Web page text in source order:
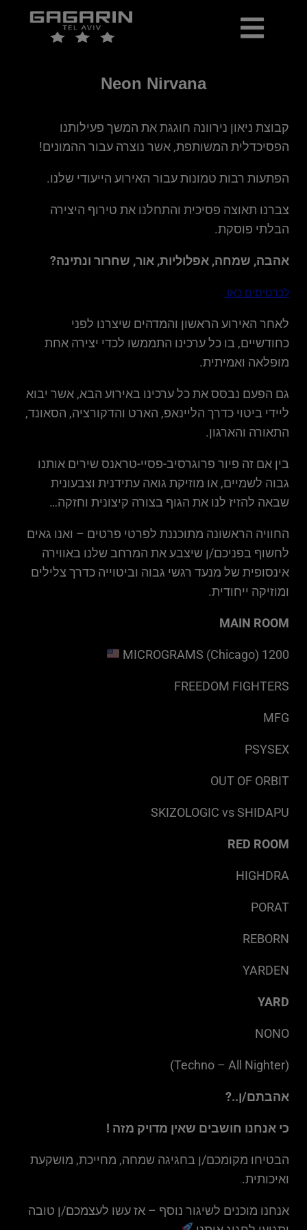
Neon Nirvana
קבוצת ניאון נירוונה חוגגת את המשך פעילותנו
הפסיכדלית המשותפת, אשר נוצרה עבור ההמונים!
הפתעות רבות טמונות עבור האירוע הייעודי שלנו.
צברנו תאוצה פסיכית והתחלנו את טירוף היצירה
הבלתי פוסקת.
אהבה, שמחה, אפלוליות, אור, שחרור ונתינה?
לכרטיסים כאן .
לאחר האירוע הראשון והמדהים שיצרנו לפני
כחודשיים, בו כל ערכינו התממשו לכדי יצירה אחת
מופלאה ואמיתית.
גם הפעם נבסס את כל ערכינו באירוע הבא, אשר יבוא
ליידי ביטוי כדרך הליינאפ, הארט והדקורציה, הסאונד,
התאורה והארגון.
בין אם זה פיור פרוגרסיב-פסיי-טראנס שירים אותנו
גבוה לשמיים, או מוזיקת גואה עתידנית וצבעונית
שבאה להזיז לנו את הגוף בצורה קיצונית וחזקה…
החוויה הראשונה מתוכננת לפרטי פרטים – ואנו גאים
לחשוף בפניכם/ן שיצבע את המרחב שלנו באווירה
אינסופית של מנעד רגשי גבוה וביטוייה כדרך צלילים
ומוזיקה ייחודית.
MAIN ROOM
1200 MICROGRAMS (Chicago)
FREEDOM FIGHTERS
MFG
PSYSEX
OUT OF ORBIT
SKIZOLOGIC vs SHIDAPU
RED ROOM
HIGHDRA
PORAT
REBORN
YARDEN
YARD
NONO
(Techno – All Nighter)
אהבתם/ן..?
כי אנחנו חושבים שאין מדויק מזה !
הבטיחו מקומכם/ן בחגיגה שמחה, מחייכת, מושקעת
ואיכותית.
אנחנו מוכנים לשיגור נוסף – אז עשו לעצמכם/ן טובה